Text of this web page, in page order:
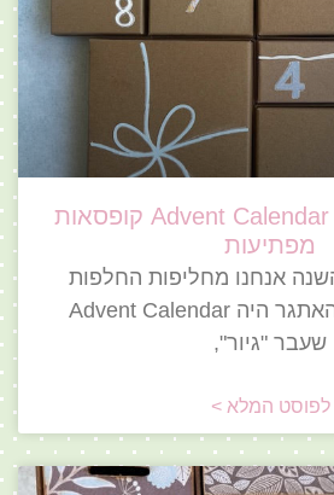
החלפות חנוכה Advent Calendar קופסאות
מפתיעות
אנחנו מחליפות החלפות
בחנוכה. השנה האתגר היה Advent Calendar
שעבר "גיור",
לפוסט המלא >